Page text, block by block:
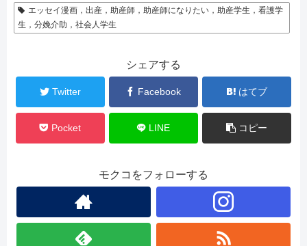
エッセイ漫画，出産，助産師，助産師になりたい，助産学生，看護学
生，分娩介助，社会人学生
シェアする
Twitter Facebook はてブ
Pocket LINE コピー
モクコをフォローする